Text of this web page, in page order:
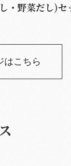
し・野菜だし)セ
はこちら